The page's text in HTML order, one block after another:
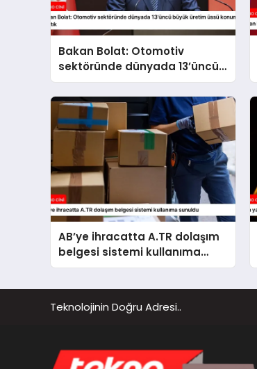
Bakan Bolat: Otomotiv
sektöründe dünyada 13’üncü
büyük üretim üssü konumuna
ulaştık
AB’ye ihracatta A.TR dolaşım
belgesi sistemi kullanıma
sunuldu
Teknolojinin Doğru Adresi..